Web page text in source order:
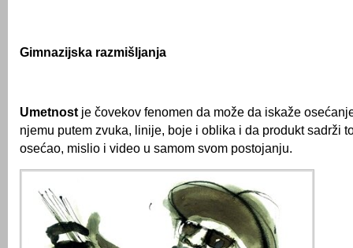
Gimnazijska razmišljanja
Umetnost je čovekov fenomen da može da iskaže
njemu putem zvuka, linije, boje i oblika i da produkt sadrži
osećao, mislio i video u samom svom postojanju.